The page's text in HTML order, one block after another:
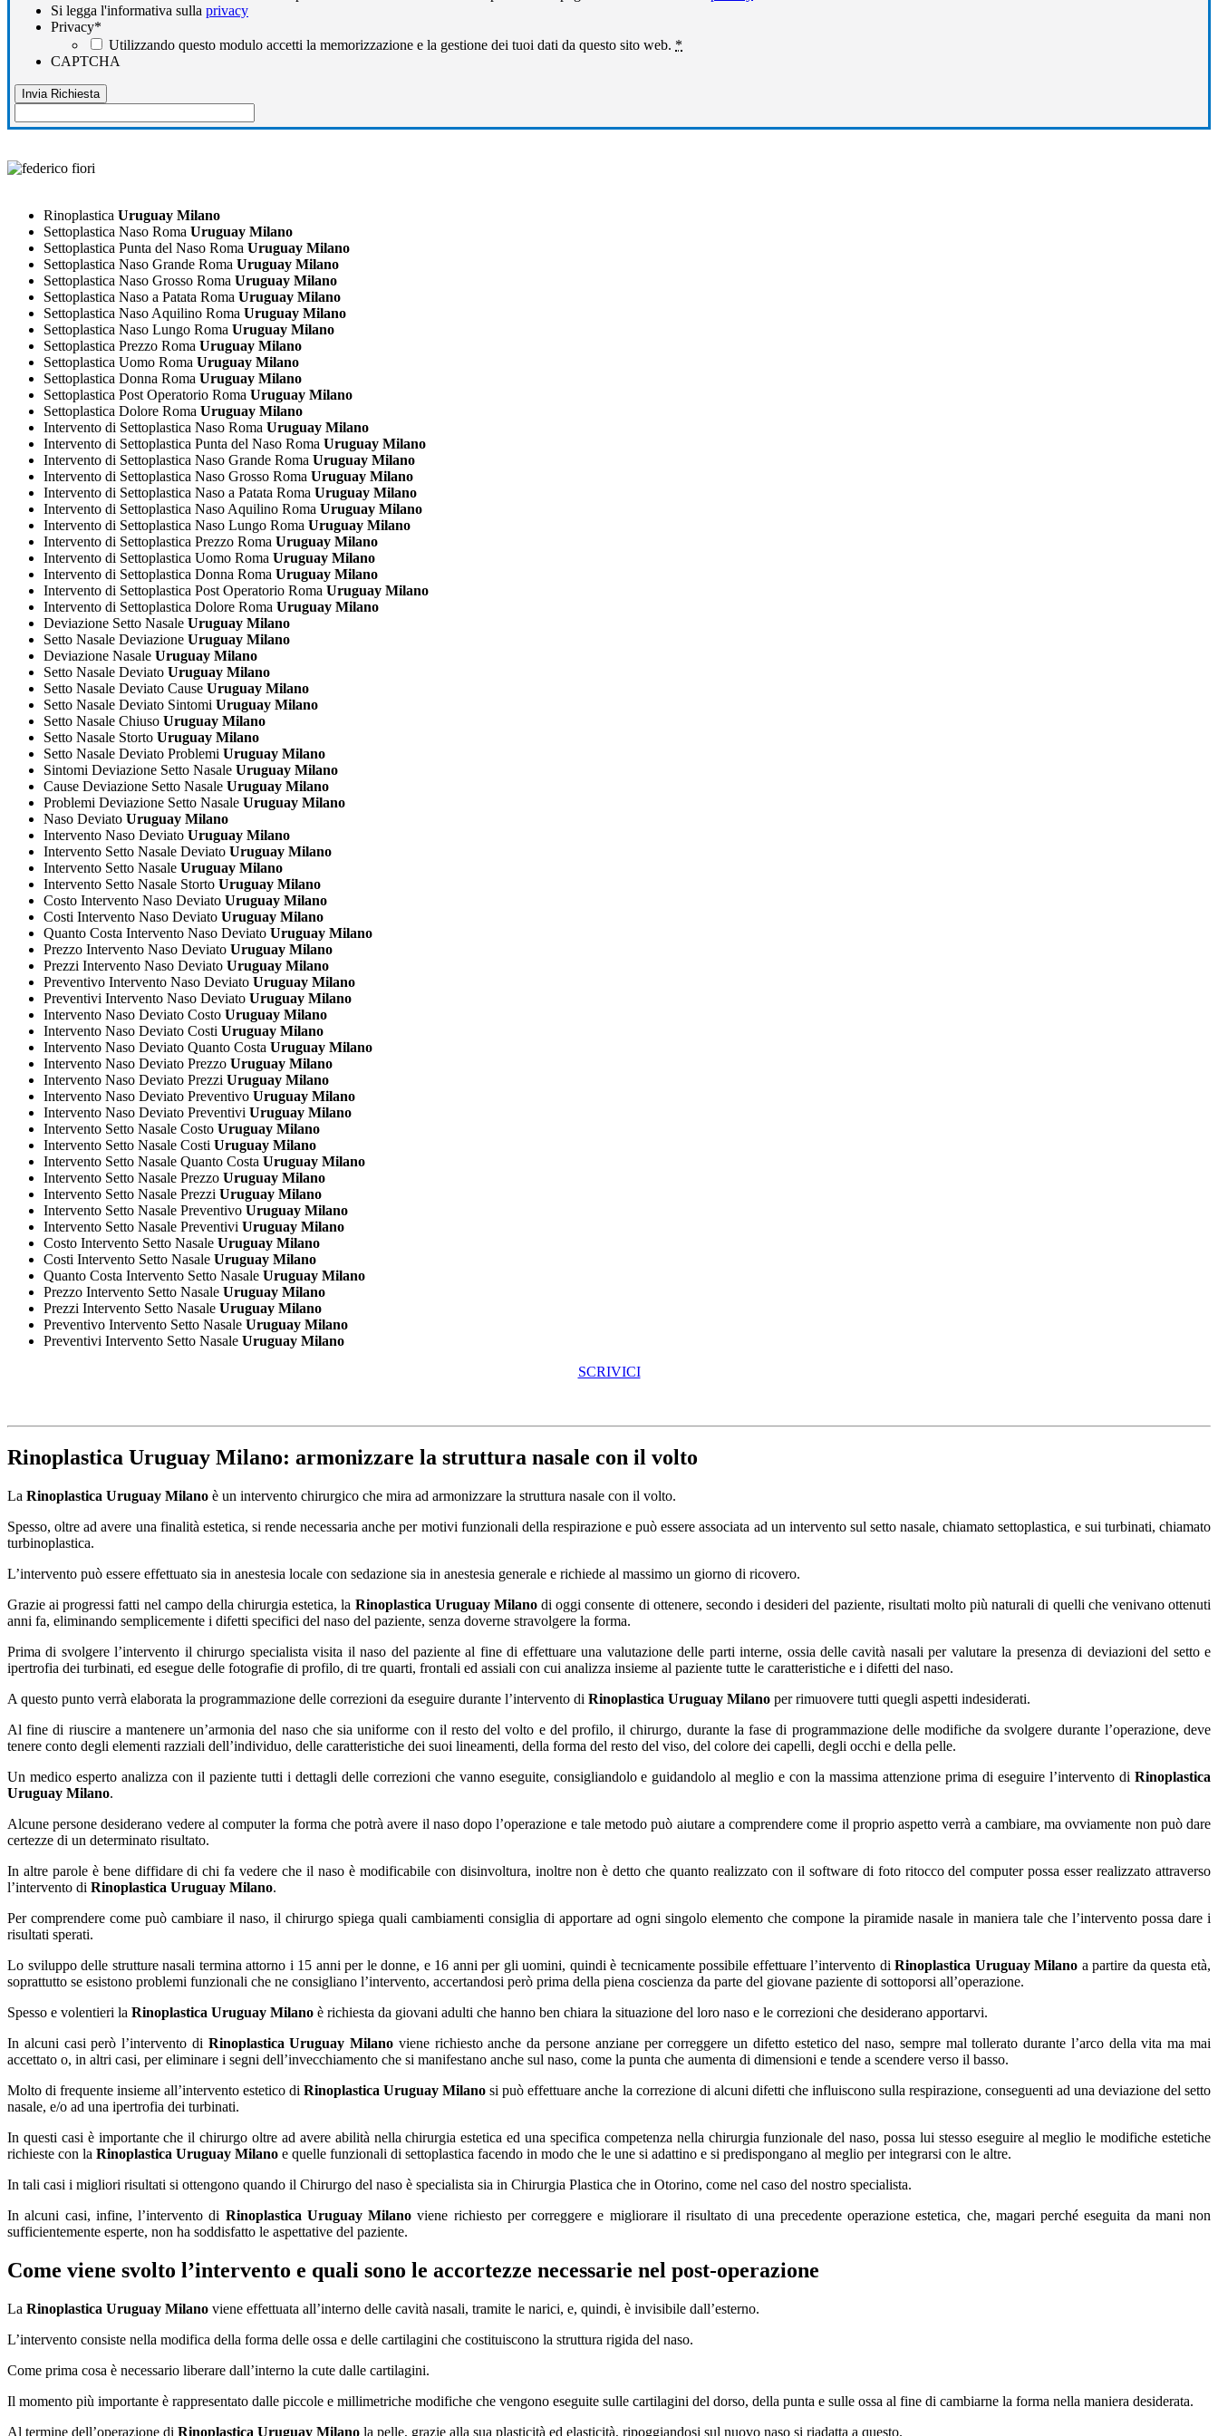
Si legga l'informativa sulla privacy
Privacy*
Utilizzando questo modulo accetti la memorizzazione e la gestione dei tuoi dati da questo sito web. *
CAPTCHA
Rinoplastica Uruguay Milano
Settoplastica Naso Roma Uruguay Milano
Settoplastica Punta del Naso Roma Uruguay Milano
Settoplastica Naso Grande Roma Uruguay Milano
Settoplastica Naso Grosso Roma Uruguay Milano
Settoplastica Naso a Patata Roma Uruguay Milano
Settoplastica Naso Aquilino Roma Uruguay Milano
Settoplastica Naso Lungo Roma Uruguay Milano
Settoplastica Prezzo Roma Uruguay Milano
Settoplastica Uomo Roma Uruguay Milano
Settoplastica Donna Roma Uruguay Milano
Settoplastica Post Operatorio Roma Uruguay Milano
Settoplastica Dolore Roma Uruguay Milano
Intervento di Settoplastica Naso Roma Uruguay Milano
Intervento di Settoplastica Punta del Naso Roma Uruguay Milano
Intervento di Settoplastica Naso Grande Roma Uruguay Milano
Intervento di Settoplastica Naso Grosso Roma Uruguay Milano
Intervento di Settoplastica Naso a Patata Roma Uruguay Milano
Intervento di Settoplastica Naso Aquilino Roma Uruguay Milano
Intervento di Settoplastica Naso Lungo Roma Uruguay Milano
Intervento di Settoplastica Prezzo Roma Uruguay Milano
Intervento di Settoplastica Uomo Roma Uruguay Milano
Intervento di Settoplastica Donna Roma Uruguay Milano
Intervento di Settoplastica Post Operatorio Roma Uruguay Milano
Intervento di Settoplastica Dolore Roma Uruguay Milano
Deviazione Setto Nasale Uruguay Milano
Setto Nasale Deviazione Uruguay Milano
Deviazione Nasale Uruguay Milano
Setto Nasale Deviato Uruguay Milano
Setto Nasale Deviato Cause Uruguay Milano
Setto Nasale Deviato Sintomi Uruguay Milano
Setto Nasale Chiuso Uruguay Milano
Setto Nasale Storto Uruguay Milano
Setto Nasale Deviato Problemi Uruguay Milano
Sintomi Deviazione Setto Nasale Uruguay Milano
Cause Deviazione Setto Nasale Uruguay Milano
Problemi Deviazione Setto Nasale Uruguay Milano
Naso Deviato Uruguay Milano
Intervento Naso Deviato Uruguay Milano
Intervento Setto Nasale Deviato Uruguay Milano
Intervento Setto Nasale Uruguay Milano
Intervento Setto Nasale Storto Uruguay Milano
Costo Intervento Naso Deviato Uruguay Milano
Costi Intervento Naso Deviato Uruguay Milano
Quanto Costa Intervento Naso Deviato Uruguay Milano
Prezzo Intervento Naso Deviato Uruguay Milano
Prezzi Intervento Naso Deviato Uruguay Milano
Preventivo Intervento Naso Deviato Uruguay Milano
Preventivi Intervento Naso Deviato Uruguay Milano
Intervento Naso Deviato Costo Uruguay Milano
Intervento Naso Deviato Costi Uruguay Milano
Intervento Naso Deviato Quanto Costa Uruguay Milano
Intervento Naso Deviato Prezzo Uruguay Milano
Intervento Naso Deviato Prezzi Uruguay Milano
Intervento Naso Deviato Preventivo Uruguay Milano
Intervento Naso Deviato Preventivi Uruguay Milano
Intervento Setto Nasale Costo Uruguay Milano
Intervento Setto Nasale Costi Uruguay Milano
Intervento Setto Nasale Quanto Costa Uruguay Milano
Intervento Setto Nasale Prezzo Uruguay Milano
Intervento Setto Nasale Prezzi Uruguay Milano
Intervento Setto Nasale Preventivo Uruguay Milano
Intervento Setto Nasale Preventivi Uruguay Milano
Costo Intervento Setto Nasale Uruguay Milano
Costi Intervento Setto Nasale Uruguay Milano
Quanto Costa Intervento Setto Nasale Uruguay Milano
Prezzo Intervento Setto Nasale Uruguay Milano
Prezzi Intervento Setto Nasale Uruguay Milano
Preventivo Intervento Setto Nasale Uruguay Milano
Preventivi Intervento Setto Nasale Uruguay Milano
SCRIVICI
Rinoplastica Uruguay Milano: armonizzare la struttura nasale con il volto
La Rinoplastica Uruguay Milano è un intervento chirurgico che mira ad armonizzare la struttura nasale con il volto.
Spesso, oltre ad avere una finalità estetica, si rende necessaria anche per motivi funzionali della respirazione e può essere associata ad un intervento sul setto nasale, chiamato settoplastica, e sui turbinati, chiamato
turbinoplastica.
L’intervento può essere effettuato sia in anestesia locale con sedazione sia in anestesia generale e richiede al massimo un giorno di ricovero.
Grazie ai progressi fatti nel campo della chirurgia estetica, la Rinoplastica Uruguay Milanodi oggi consente di ottenere, secondo i desideri del paziente, risultati molto più naturali di quelli che venivano ottenuti
anni fa, eliminando semplicemente i difetti specifici del naso del paziente, senza doverne stravolgere la forma.
Prima di svolgere l’intervento il chirurgo specialista visita il naso del paziente al fine di effettuare una valutazione delle parti interne, ossia delle cavità nasali per valutare la presenza di deviazioni del setto e
ipertrofia dei turbinati, ed esegue delle fotografie di profilo, di tre quarti, frontali ed assiali con cui analizza insieme al paziente tutte le caratteristiche e i difetti del naso.
A questo punto verrà elaborata la programmazione delle correzioni da eseguire durante l’intervento di Rinoplastica Uruguay Milano per rimuovere tutti quegli aspetti indesiderati.
Al fine di riuscire a mantenere un’armonia del naso che sia uniforme con il resto del volto e del profilo, il chirurgo, durante la fase di programmazione delle modifiche da svolgere durante l’operazione, deve
tenere conto degli elementi razziali dell’individuo, delle caratteristiche dei suoi lineamenti, della forma del resto del viso, del colore dei capelli, degli occhi e della pelle.
Un medico esperto analizza con il paziente tutti i dettagli delle correzioni che vanno eseguite, consigliandolo e guidandolo al meglio e con la massima attenzione prima di eseguire l’intervento di Rinoplastica
Uruguay Milano.
Alcune persone desiderano vedere al computer la forma che potrà avere il naso dopo l’operazione e tale metodo può aiutare a comprendere come il proprio aspetto verrà a cambiare, ma ovviamente non può dare
certezze di un determinato risultato.
In altre parole è bene diffidare di chi fa vedere che il naso è modificabile con disinvoltura, inoltre non è detto che quanto realizzato con il software di foto ritocco del computer possa esser realizzato attraverso
l’intervento di Rinoplastica Uruguay Milano.
Per comprendere come può cambiare il naso, il chirurgo spiega quali cambiamenti consiglia di apportare ad ogni singolo elemento che compone la piramide nasale in maniera tale che l’intervento possa dare i
risultati sperati.
Lo sviluppo delle strutture nasali termina attorno i 15 anni per le donne, e 16 anni per gli uomini, quindi è tecnicamente possibile effettuare l’intervento diRinoplastica Uruguay Milano a partire da questa età,
soprattutto se esistono problemi funzionali che ne consigliano l’intervento, accertandosi però prima della piena coscienza da parte del giovane paziente di sottoporsi all’operazione.
Spesso e volentieri la Rinoplastica Uruguay Milano è richiesta da giovani adulti che hanno ben chiara la situazione del loro naso e le correzioni che desiderano apportarvi.
In alcuni casi però l’intervento di Rinoplastica Uruguay Milano viene richiesto anche da persone anziane per correggere un difetto estetico del naso, sempre mal tollerato durante l’arco della vita ma mai
accettato o, in altri casi, per eliminare i segni dell’invecchiamento che si manifestano anche sul naso, come la punta che aumenta di dimensioni e tende a scendere verso il basso.
Molto di frequente insieme all’intervento estetico diRinoplastica Uruguay Milano si può effettuare anche la correzione di alcuni difetti che influiscono sulla respirazione, conseguenti ad una deviazione del setto
nasale, e/o ad una ipertrofia dei turbinati.
In questi casi è importante che il chirurgo oltre ad avere abilità nella chirurgia estetica ed una specifica competenza nella chirurgia funzionale del naso, possa lui stesso eseguire al meglio le modifiche estetiche
richieste con la Rinoplastica Uruguay Milano e quelle funzionali di settoplastica facendo in modo che le une si adattino e si predispongano al meglio per integrarsi con le altre.
In tali casi i migliori risultati si ottengono quando il Chirurgo del naso è specialista sia in Chirurgia Plastica che in Otorino, come nel caso del nostro specialista.
In alcuni casi, infine, l’intervento di Rinoplastica Uruguay Milano viene richiesto per correggere e migliorare il risultato di una precedente operazione estetica, che, magari perché eseguita da mani non
sufficientemente esperte, non ha soddisfatto le aspettative del paziente.
Come viene svolto l’intervento e quali sono le accortezze necessarie nel post-operazione
La Rinoplastica Uruguay Milano viene effettuata all’interno delle cavità nasali, tramite le narici, e, quindi, è invisibile dall’esterno.
L’intervento consiste nella modifica della forma delle ossa e delle cartilagini che costituiscono la struttura rigida del naso.
Come prima cosa è necessario liberare dall’interno la cute dalle cartilagini.
Il momento più importante è rappresentato dalle piccole e millimetriche modifiche che vengono eseguite sulle cartilagini del dorso, della punta e sulle ossa al fine di cambiarne la forma nella maniera desiderata.
Al termine dell’operazione di Rinoplastica Uruguay Milano la pelle, grazie alla sua plasticità ed elasticità, ripoggiandosi sul nuovo naso si riadatta a questo.